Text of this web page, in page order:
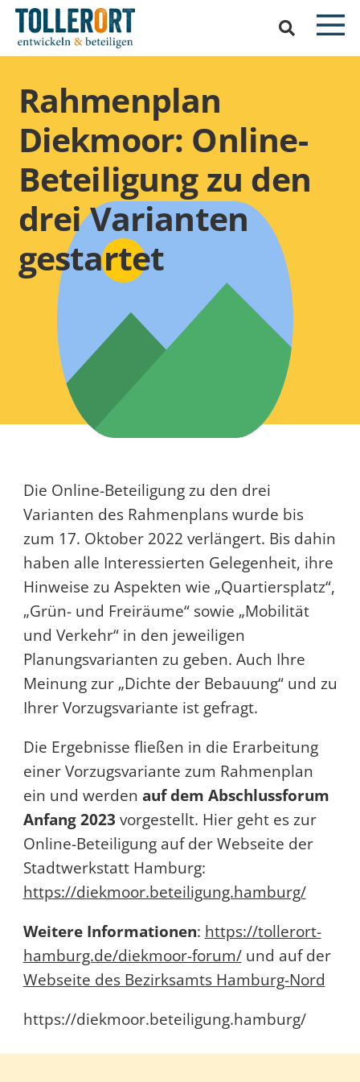
Rahmenplan
Diekmoor: Online-
Beteiligung zu den
drei Varianten
gestartet
Die Online-Beteiligung zu den drei
Varianten des Rahmenplans wurde bis
zum 17. Oktober 2022 verlängert. Bis dahin
haben alle Interessierten Gelegenheit, ihre
Hinweise zu Aspekten wie „Quartiersplatz“,
„Grün- und Freiräume“ sowie „Mobilität
und Verkehr“ in den jeweiligen
Planungsvarianten zu geben. Auch Ihre
Meinung zur „Dichte der Bebauung“ und zu
Ihrer Vorzugsvariante ist gefragt.
Die Ergebnisse fließen in die Erarbeitung
einer Vorzugsvariante zum Rahmenplan
ein und werden auf dem Abschlussforum
Anfang 2023 vorgestellt. Hier geht es zur
Online-Beteiligung auf der Webseite der
Stadtwerkstatt Hamburg:
https://diekmoor.beteiligung.hamburg/
Weitere Informationen: https://tollerort-
hamburg.de/diekmoor-forum/und auf der
Webseite des Bezirksamts Hamburg-Nord
https://diekmoor.beteiligung.hamburg/